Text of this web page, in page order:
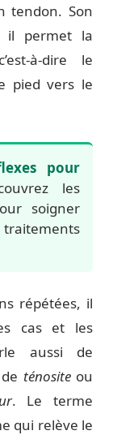
tendon. Son
il permet la
à-dire le
pied vers le
pour
les
soigner
répétées, il
cas et les
aussi de
ténositeou
. Le terme
qui relève le